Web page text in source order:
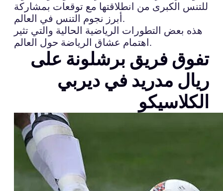
للتنس الكبرى من انطلاقتها مع توقعات بمشاركة
أبرز نجوم التنس في العالم.
هذه بعض التطورات الرياضية الحالية والتي تثير
اهتمام عشاق الرياضة حول العالم.
تفوق فريق برشلونة على
ريال مدريد في ديربي
الكلاسيكو